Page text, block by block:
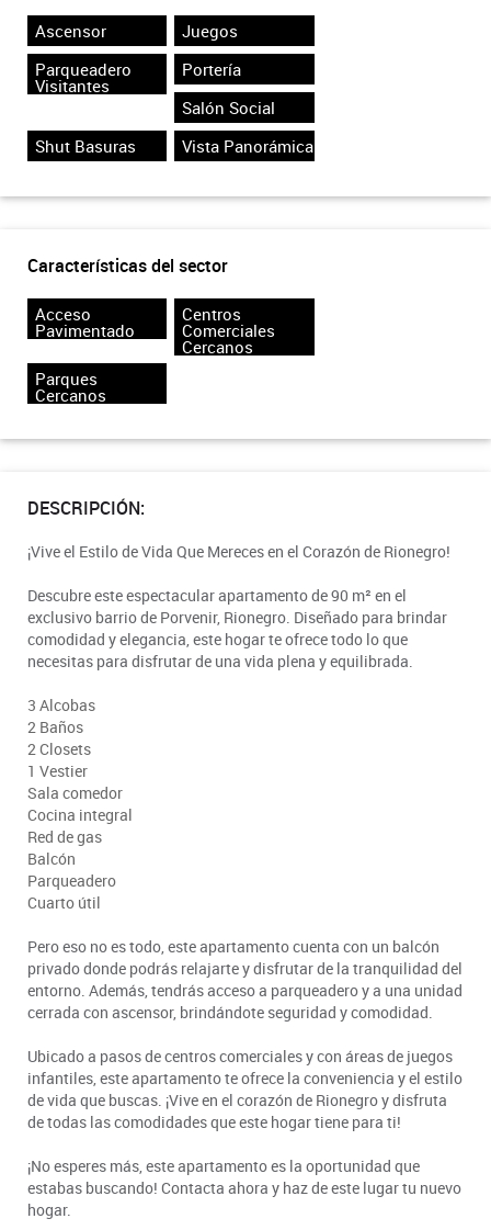
Ascensor
Juegos
Parqueadero
Visitantes
Portería
Salón Social
Shut Basuras
Vista Panorámica
Características del sector
Acceso
Pavimentado
Centros
Comerciales
Cercanos
Parques
Cercanos
DESCRIPCIÓN:
¡Vive el Estilo de Vida Que Mereces en el Corazón de Rionegro!
Descubre este espectacular apartamento de 90 m² en el
exclusivo barrio de Porvenir, Rionegro. Diseñado para brindar
comodidad y elegancia, este hogar te ofrece todo lo que
necesitas para disfrutar de una vida plena y equilibrada.
3 Alcobas
2 Baños
2 Closets
1 Vestier
Sala comedor
Cocina integral
Red de gas
Balcón
Parqueadero
Cuarto útil
Pero eso no es todo, este apartamento cuenta con un balcón
privado donde podrás relajarte y disfrutar de la tranquilidad del
entorno. Además, tendrás acceso a parqueadero y a una unidad
cerrada con ascensor, brindándote seguridad y comodidad.
Ubicado a pasos de centros comerciales y con áreas de juegos
infantiles, este apartamento te ofrece la conveniencia y el estilo
de vida que buscas. ¡Vive en el corazón de Rionegro y disfruta
de todas las comodidades que este hogar tiene para ti!
¡No esperes más, este apartamento es la oportunidad que
estabas buscando! Contacta ahora y haz de este lugar tu nuevo
hogar.